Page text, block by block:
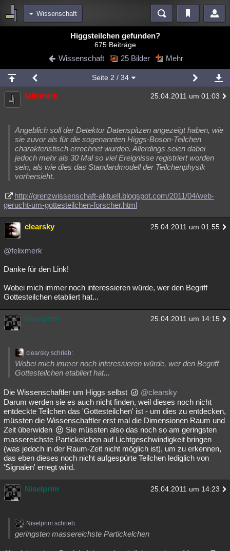
Wissenschaft
Blogs Videos
Chat Wiki Neuigkeiten
meine Rubriken
Menschen Wissenschaft Mystery Kriminalfälle
Natur Umfragen Unterhaltung
weitere Rubriken
Philosophie Träume Orte Esoterik Literatur
Musik Clash Verbesserungen Allmystery
Übersichten
Besucht
Higgsteilchen gefunden?
675 Beiträge
Wissenschaft 25 Bilder Mehr
Seite 2 / 34
felixmerk 25.04.2011 um 01:03
Angeblich soll der Detektor Datenspitzen angezeigt haben, wie
sie zuvor als für die sogenannten Higgs-Boson-Teilchen
charakteristisch errechnet wurden. Allerdings seien dabei
jedoch mehr als 30 Mal so viel Ereignisse registriert worden
sein, als wie dies das Standardmodell der Teilchenphysik
vorhersieht.
http://grenzwissenschaft-aktuell.blogspot.com/2011/04/web-
gerucht-um-gottesteilchen-forscher.html
clearsky 25.04.2011 um 01:55
@felixmerk
Danke für den Link!
Wobei mich immer noch interessieren würde, wer den Begriff
Gottesteilchen etabliert hat...
Niselprim 25.04.2011 um 14:15
clearsky schrieb:
Wobei mich immer noch interessieren würde, wer den Begriff
Gottesteilchen etabliert hat...
Die Wissenschaftler um Higgs selbst
@clearsky
Darum werden sie es auch nicht finden, weil dieses noch nicht
entdeckte Teilchen das 'Gottesteilchen' ist - um dies zu entdecken,
müssten die Wissenschaftler erst mal die Dimensionen Raum und
Zeit überwiden
Sie müssten also das noch so am geringsten
massereichste Partickelchen auf Lichtgeschwindigkeit bringen
(was jedoch in der Raum-Zeit nicht möglich ist), um zu erkennen,
das eben dieses noch nicht aufgespürte Teilchen lediglich von
'Signalen' erregt wird.
Niselprim 25.04.2011 um 14:23
Niselprim schrieb:
geringsten massereichste Partickelchen